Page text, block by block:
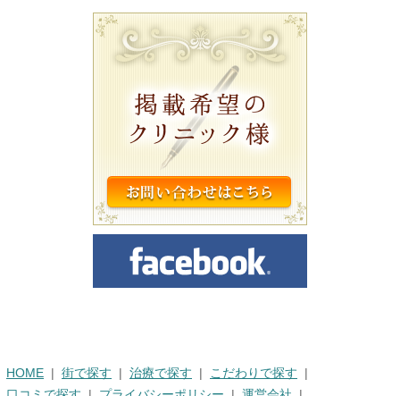
HOME 街で探す 治療で探す
こだわりで探す